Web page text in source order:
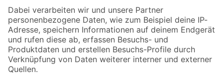
Zahlungsarten Versandarten